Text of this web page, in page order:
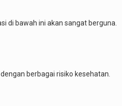
di bawah ini akan sangat berguna.
berbagai risiko kesehatan.